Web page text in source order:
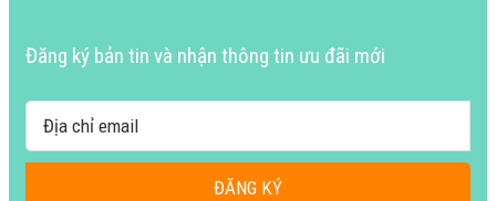
Đăng ký bản tin và nhận thông tin ưu đãi mới
ĐĂNG KÝ